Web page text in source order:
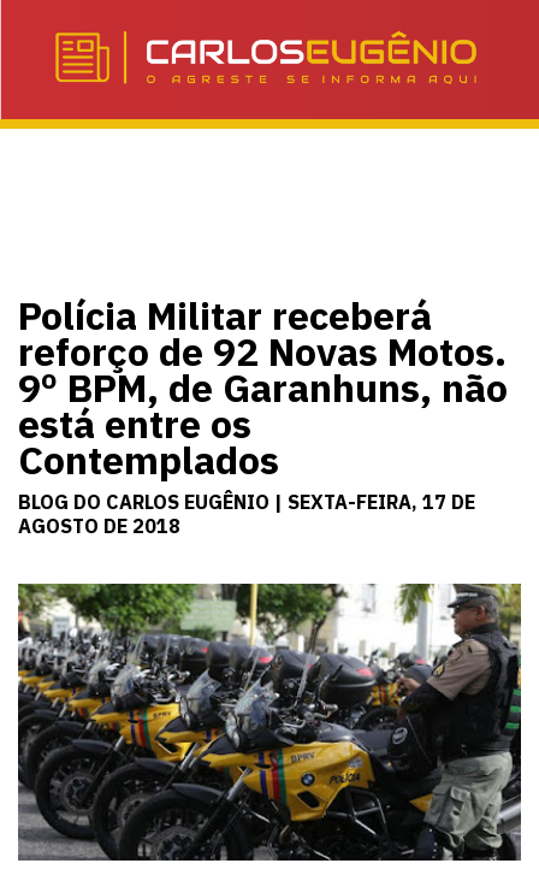
Polícia Militar receberá
reforço de 92 Novas Motos.
9º BPM, de Garanhuns, não
está entre os
Contemplados
BLOG DO CARLOS EUGÊNIO | SEXTA-FEIRA, 17 DE
AGOSTO DE 2018